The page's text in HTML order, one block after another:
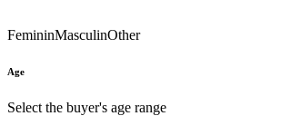
FemininMasculinOther
Age
Select the buyer's age range